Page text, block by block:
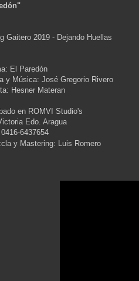
Gaitero 2019 - Dejando Huellas
El Paredón
y Música: José Gregorio Rivero
Hesner Materan
en ROMVI Studio's
Edo. Aragua
6437654
y Mastering: Luis Romero